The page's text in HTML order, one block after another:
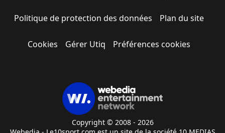
Politique de protection des données Plan du site
Cookies Gérer Utiq Préférences cookies
Copyright © 2008 - 2026